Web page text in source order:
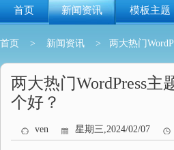
首页 新闻资讯 模板主题
首页 > 新闻资讯 > 两大热门
两大热门WordPress主
个好？
ven 星期三,2024/02/07